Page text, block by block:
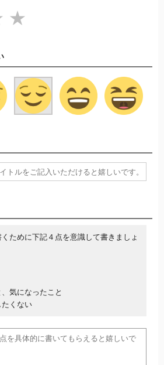
★
ために下記４点を意識して書きましょ
気になったこと
くない